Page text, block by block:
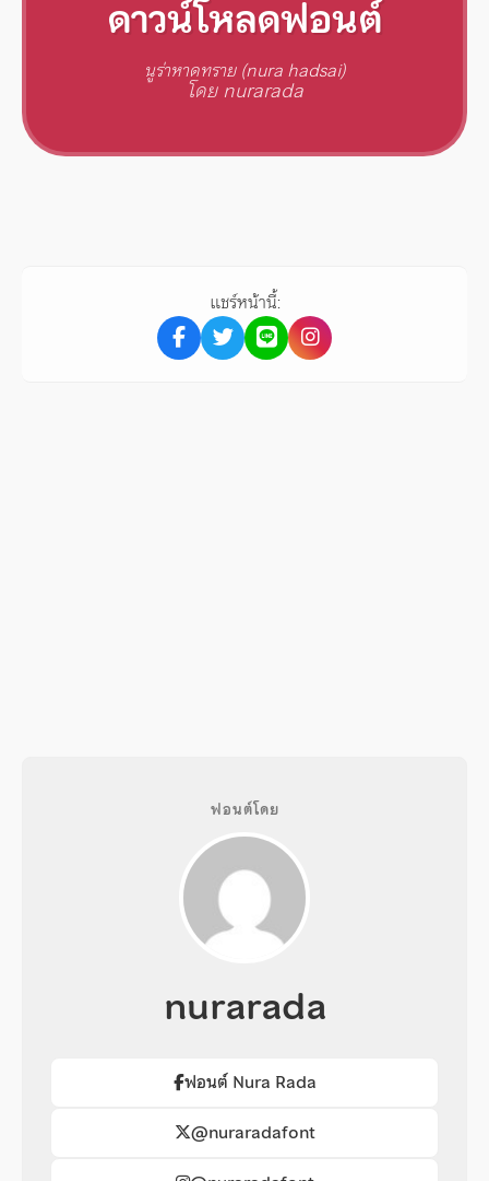
ดาวน์โหลดฟอนต์
นูร่าหาดทราย (nura hadsai)
โดย nurarada
แชร์หน้านี้:
ฟอนต์โดย
nurarada
ฟอนต์ Nura Rada
@nuraradafont